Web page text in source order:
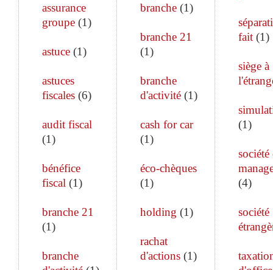
assurance
groupe (1)
astuce (1)
astuces
fiscales (6)
audit fiscal
(1)
bénéfice
fiscal (1)
branche 21
(1)
branche
branche(1)
branche 21
(1)
branche
d'activité(1)
cash for car
(1)
éco-chèques
(1)
holding (1)
rachat
d'actions(1)
fait(1)
siège à
(1)
société
(4)
société